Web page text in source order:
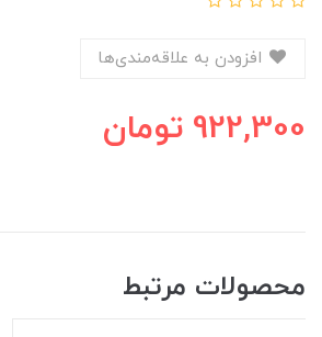
922,300 تومان
محصولات مرتبط